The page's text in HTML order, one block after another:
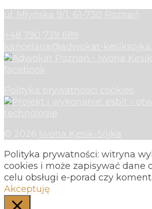
Polityka prywatności: witryna
cookies i może zapisywać dane
celu obsługi e-porad czy
Akceptuję